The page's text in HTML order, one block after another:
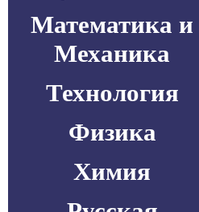
Математика и
Механика
Технология
Физика
Химия